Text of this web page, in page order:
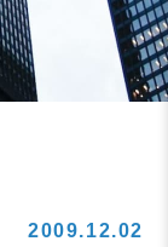
2009.12.02